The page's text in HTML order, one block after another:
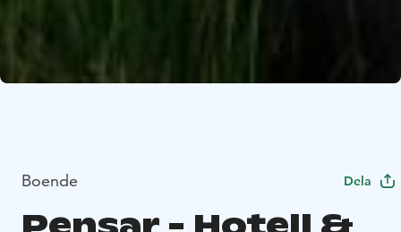
Boende Dela